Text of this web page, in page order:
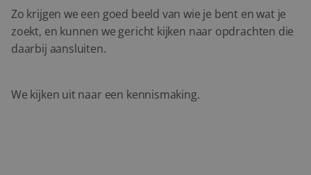
Zo krijgen we een goed beeld van wie je bent en wat je
zoekt, en kunnen we gericht kijken naar opdrachten die
daarbij aansluiten.
We kijken uit naar een kennismaking.